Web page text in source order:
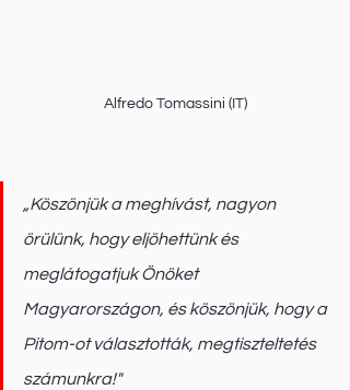
Alfredo Tomassini (IT)
„Köszönjük a meghívást, nagyon
örülünk, hogy eljöhettünk és
meglátogatjuk Önöket
Magyarországon, és köszönjük, hogy a
Pitom-ot választották, megtiszteltetés
számunkra!"